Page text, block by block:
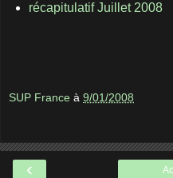
récapitulatif Juillet 2008
SUP France à 9/01/2008
‹